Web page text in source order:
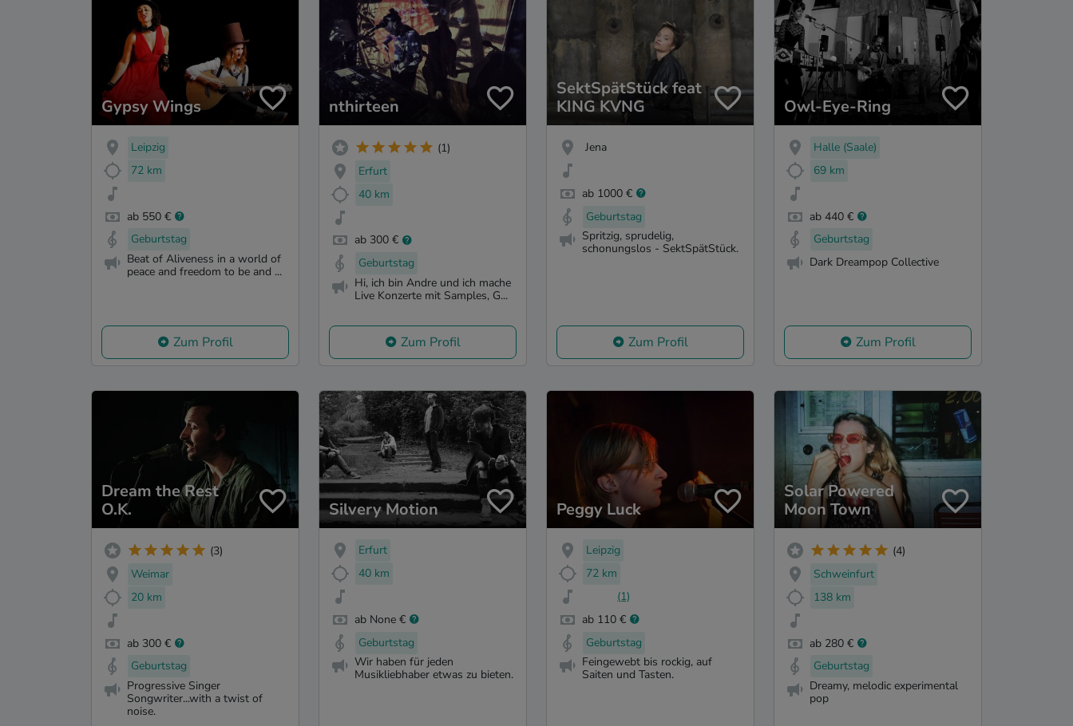
Gypsy Wings
Leipzig
72 km
ab 550 €
Geburtstag
Beat of Aliveness in a world of
peace and freedom to be and ...
Zum Profil
nthirteen
(1)
Erfurt
40 km
ab 300 €
Geburtstag
Hi, ich bin Andre und ich mache
Live Konzerte mit Samples, G...
Zum Profil
SektSpätStück feat
KING KVNG
Jena
ab 1000 €
Geburtstag
Spritzig, sprudelig,
schonungslos - SektSpätStück.
Zum Profil
Owl-Eye-Ring
Halle (Saale)
69 km
ab 440 €
Geburtstag
Dark Dreampop Collective
Zum Profil
Dream the Rest
O.K.
(3)
Weimar
20 km
ab 300 €
Geburtstag
Progressive Singer
Songwriter...with a twist of
noise.
Silvery Motion
Erfurt
40 km
ab None €
Geburtstag
Wir haben für jeden
Musikliebhaber etwas zu bieten.
Peggy Luck
Leipzig
72 km
(1)
ab 110 €
Geburtstag
Feingewebt bis rockig, auf
Saiten und Tasten.
Solar Powered
Moon Town
(4)
Schweinfurt
138 km
ab 280 €
Geburtstag
Dreamy, melodic experimental
pop